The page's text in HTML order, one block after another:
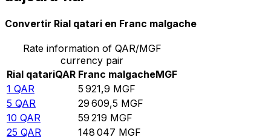
Convertir Rial qatari en Franc malgache
Rate information of QAR/MGF
currency pair
Rial qatariQAR Franc malgacheMGF
1 QAR 5 921,9 MGF
5 QAR 29 609,5 MGF
10 QAR 59 219 MGF
25 QAR 148 047 MGF